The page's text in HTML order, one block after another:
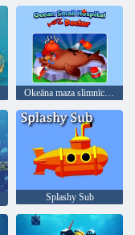
Okeāna maza slimnīca - ārsts
Splashy Sub